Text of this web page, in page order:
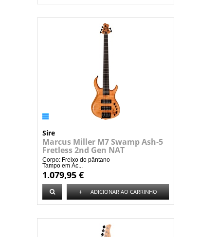
Sire
Marcus Miller M7 Swamp Ash-5
Fretless 2nd Gen NAT
Corpo: Freixo do pântano
Tampo em Ác...
1.079,95 €
+ ADICIONAR AO CARRINHO